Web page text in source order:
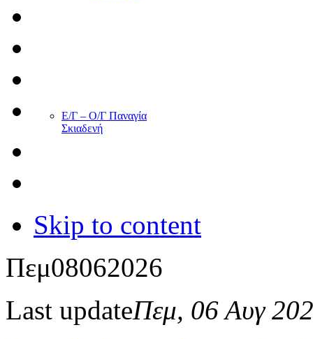
Ε/Γ – Ο/Γ Παναγία
Σκιαδενή
Skip to content
Πεμ08062026
Last updateΠεμ, 06 Αυγ